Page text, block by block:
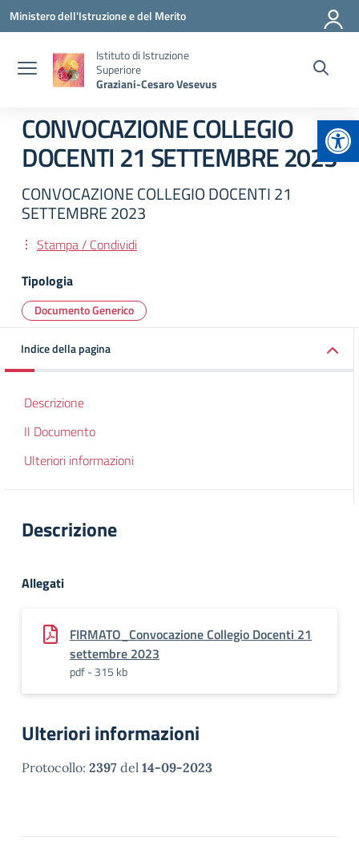
Vai ai contenuti
Vai al menu di navigazione
Vai al footer
Ministero dell'Istruzione e del Merito
Istituto di Istruzione
Superiore
Graziani-Cesaro Vesevus
CONVOCAZIONE COLLEGIO
DOCENTI 21 SETTEMBRE 2023
CONVOCAZIONE COLLEGIO DOCENTI 21
SETTEMBRE 2023
Stampa / Condividi
Tipologia
Documento Generico
Indice della pagina
Descrizione
Il Documento
Ulteriori informazioni
Descrizione
Allegati
FIRMATO_Convocazione Collegio Docenti 21
settembre 2023
pdf - 315 kb
Ulteriori informazioni
Protocollo: 2397 del 14-09-2023